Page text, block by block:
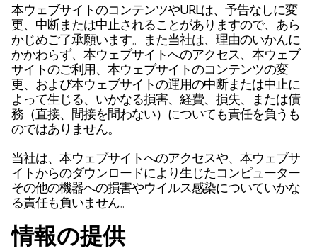
本ウェブサイトのコンテンツやURLは、予告なしに変
更、中断または中止されることがありますので、あら
かじめご了承願います。また当社は、理由のいかんに
かかわらず、本ウェブサイトへのアクセス、本ウェブ
サイトのご利用、本ウェブサイトのコンテンツの変
更、および本ウェブサイトの運用の中断または中止に
よって生じる、いかなる損害、経費、損失、または債
務（直接、間接を問わない）についても責任を負うも
のではありません。
当社は、本ウェブサイトへのアクセスや、本ウェブサ
イトからのダウンロードにより生じたコンピューター
その他の機器への損害やウイルス感染についていかな
る責任も負いません。
情報の提供